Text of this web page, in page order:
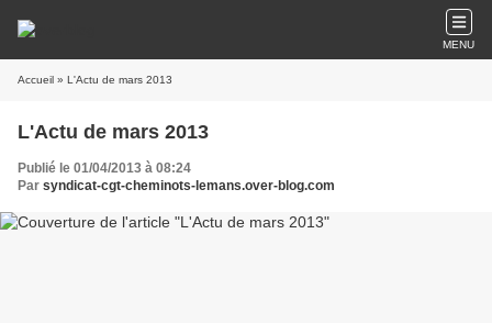
MENU
Accueil » L'Actu de mars 2013
L'Actu de mars 2013
Publié le 01/04/2013 à 08:24
Par syndicat-cgt-cheminots-lemans.over-blog.com